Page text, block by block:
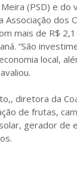
(PSD) e do
Associação
mais de R$
“São
local,
diretora da
de frutas,
gerador de